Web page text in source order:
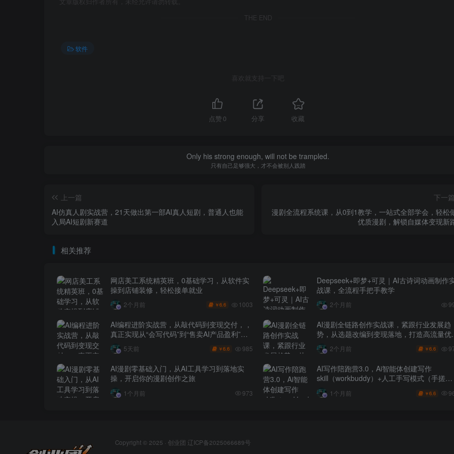
THE END
软件
喜欢就支持一下吧
点赞 0 分享 收藏
Only his strong enough, will not be trampled.
只有自己足够强大，才不会被别人践踏
上一篇
AI仿真人剧实战营，21天做出第一部AI真人短剧，普通人也能
入局AI短剧新赛道
下一篇
漫剧全流程系统课，从0到1教学，一站式全部学会，轻松
优质漫剧，解锁自媒体变现新
相关推荐
网店美工系统精英班，0基础学习，从软件实
操到店铺装修，轻松接单就业
2个月前 ￥6.6 1003
Deepseek+即梦+可灵｜AI古诗词动画制作
战课，全流程手把手教学
2个月前
AI编程进阶实战营，从敲代码到变现交付，，
真正实现从“会写代码”到“售卖AI产品盈利”的
跨越
5天前 ￥6.6 985
AI漫剧全链路创作实战课，紧跟行业发展趋
势，从选题改编到变现落地，打造高流量优
作品
2个月前 ￥6.6
AI漫剧零基础入门，从AI工具学习到落地实
操，开启你的漫剧创作之旅
1个月前 973
AI写作陪跑营3.0，Ai智能体创建写作
skill（workbuddy）+人工手写模式（手搓模
式），去除AI痕迹（头条号、公众号、百家
号） 1个月前 ￥6.6
Copyright © 2025 · 创业团 辽ICP备2025066689号